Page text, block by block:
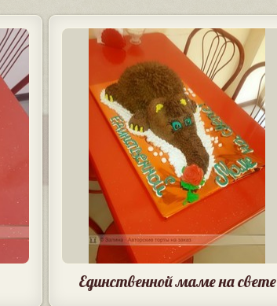
Единственной маме на свете